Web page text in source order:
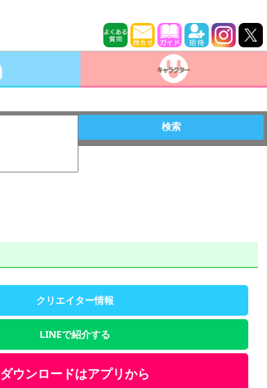
検索
クリエイター情報
LINEで紹介する
ダウンロードはアプリから